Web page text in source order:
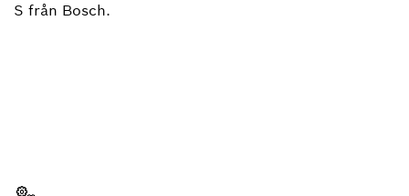
S från Bosch.